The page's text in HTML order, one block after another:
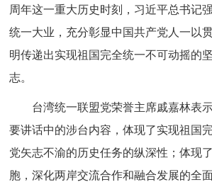
周年这一重大历史时刻，习近平总书记
统一大业，充分彰显中国共产党人一以
明传递出实现祖国完全统一不可动摇的
志。
台湾统一联盟党荣誉主席戚嘉林表
要讲话中的涉台内容，体现了实现祖国
党矢志不渝的历史任务的纵深性；体现
胞，深化两岸交流合作和融合发展的全